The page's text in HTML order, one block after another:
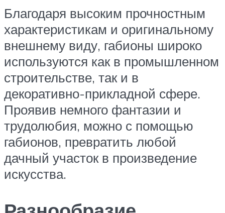
Благодаря высоким прочностным
характеристикам и оригинальному
внешнему виду, габионы широко
используются как в промышленном
строительстве, так и в
декоративно-прикладной сфере.
Проявив немного фантазии и
трудолюбия, можно с помощью
габионов, превратить любой
дачный участок в произведение
искусства.